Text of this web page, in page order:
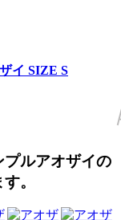
イ SIZE S
ルアオザイの
。